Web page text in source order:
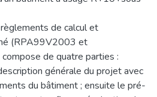
de calcul et
(RPA99V2003 et
de quatre parties :
générale du projet avec
du bâtiment ; ensuite le pré-